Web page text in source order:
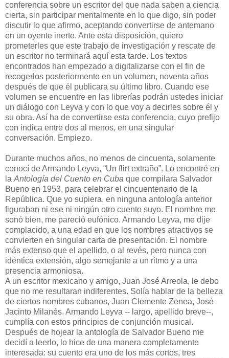
conferencia sobre un escritor del que nada saben a ciencia
cierta, sin participar mentalmente en lo que digo, sin poder
discutir lo que afirmo, aceptando convertirse de antemano
en un oyente inerte. Ante esta disposición, quiero
prometerles que este trabajo de investigación y rescate de
un escritor no terminará aquí esta tarde. Los textos
encontrados han empezado a digitalizarse con el fin de
recogerlos posteriormente en un volumen, noventa años
después de que él publicara su último libro. Cuando ese
volumen se encuentre en las librerías podrán ustedes iniciar
un diálogo con Leyva y con lo que voy a decirles sobre él y
su obra. Así ha de convertirse esta conferencia, cuyo prefijo
con indica entre dos al menos, en una singular
conversación. Empiezo.
Durante muchos años, no menos de cincuenta, solamente
conocí de Armando Leyva, “Un flirt extraño”. Lo encontré en
la Antología del Cuento en Cuba que compilara Salvador
Bueno en 1953, para celebrar el cincuentenario de la
República. Que yo supiera, en ninguna antología anterior
figuraban ni ese ni ningún otro cuento suyo. El nombre me
sonó bien, me pareció eufónico. Armando Leyva, me dije
complacido, a una edad en que los nombres atractivos se
convierten en singular carta de presentación. El nombre
más extenso que el apellido, o al revés, pero nunca con
idéntica extensión, algo semejante a un ritmo y a una
presencia armoniosa.
A un escritor mexicano y amigo, Juan José Arreola, le debo
que no me resultaran indiferentes. Solía hablar de la belleza
de ciertos nombres cubanos, Juan Clemente Zenea, José
Jacinto Milanés. Armando Leyva -- largo, apellido breve--,
cumplía con estos principios de conjunción musical.
Después de hojear la antología de Salvador Bueno me
decidí a leerlo, lo hice de una manera completamente
interesada: su cuento era uno de los más cortos, tres